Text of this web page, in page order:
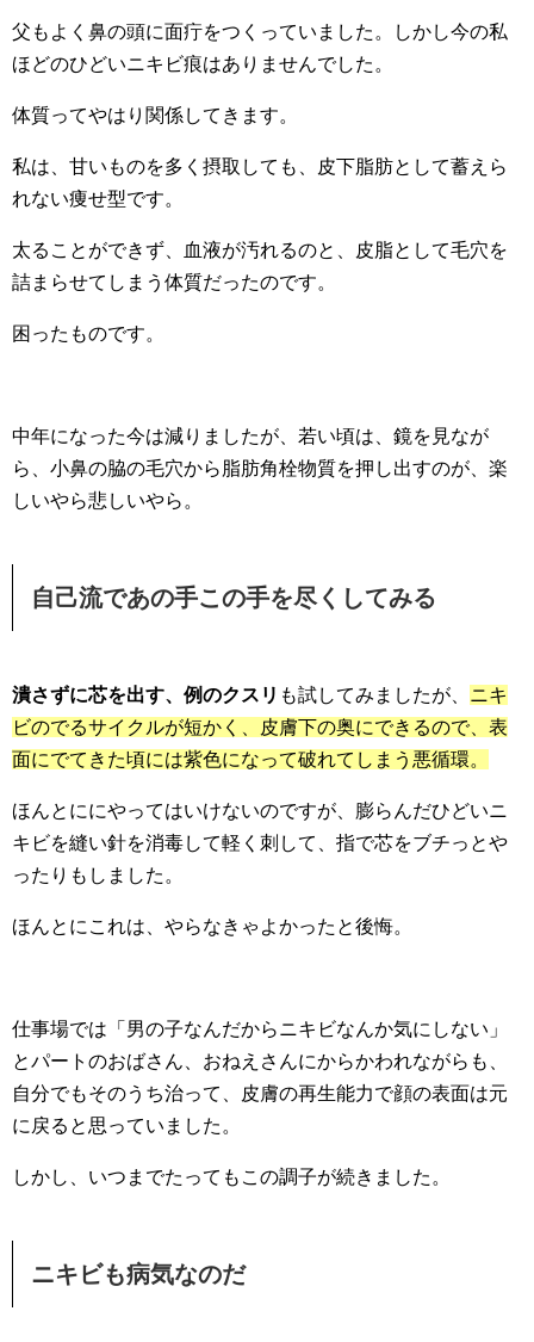
父もよく鼻の頭に面疔をつくっていました。しかし今の私
ほどのひどいニキビ痕はありませんでした。
体質ってやはり関係してきます。
私は、甘いものを多く摂取しても、皮下脂肪として蓄えら
れない痩せ型です。
太ることができず、血液が汚れるのと、皮脂として毛穴を
詰まらせてしまう体質だったのです。
困ったものです。
中年になった今は減りましたが、若い頃は、鏡を見なが
ら、小鼻の脇の毛穴から脂肪角栓物質を押し出すのが、楽
しいやら悲しいやら。
自己流であの手この手を尽くしてみる
潰さずに芯を出す、例のクスリ も試してみましたが、 ニキ
ビのでるサイクルが短かく、皮膚下の奥にできるので、表
面にでてきた頃には紫色になって破れてしまう悪循環。
ほんとににやってはいけないのですが、膨らんだひどいニ
キビを縫い針を消毒して軽く刺して、指で芯をブチっとや
ったりもしました。
ほんとにこれは、やらなきゃよかったと後悔。
仕事場では「男の子なんだからニキビなんか気にしない」
とパートのおばさん、おねえさんにからかわれながらも、
自分でもそのうち治って、皮膚の再生能力で顔の表面は元
に戻ると思っていました。
しかし、いつまでたってもこの調子が続きました。
ニキビも病気なのだ